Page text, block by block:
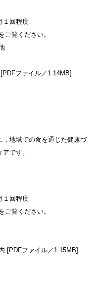
１回程度
覧ください。
ファイル／1.14MB]
，地域での食を通じた健康づ
です。
１回程度
覧ください。
[PDFファイル／1.15MB]